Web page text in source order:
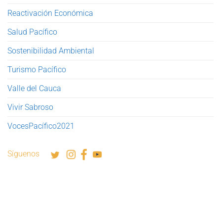
Reactivación Económica
Salud Pacífico
Sostenibilidad Ambiental
Turismo Pacífico
Valle del Cauca
Vivir Sabroso
VocesPacífico2021
Síguenos